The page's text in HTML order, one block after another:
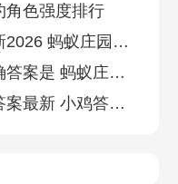
角色强度排行
蚂蚁庄园答案最新2026 蚂蚁庄园答案最新版(今日已更新)
蚂蚁庄园今天正确答案是 蚂蚁庄园今天正确答案汇总2026
庄园小课堂今天答案最新 小鸡答案支付宝今天最新汇总